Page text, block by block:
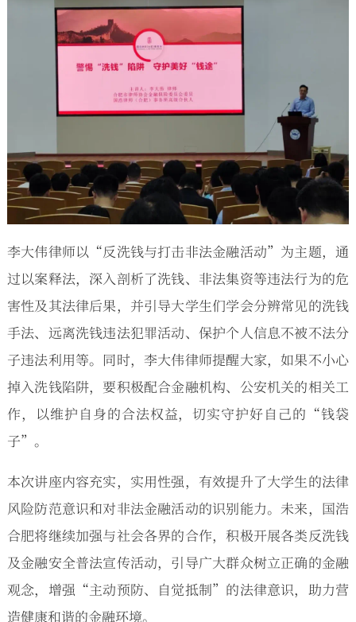
李大伟律师以“反洗钱与打击非法金融活动”为主题，通
过以案释法，深入剖析了洗钱、非法集资等违法行为的危
害性及其法律后果，并引导大学生们学会分辨常见的洗钱
手法、远离洗钱违法犯罪活动、保护个人信息不被不法分
子违法利用等。同时，李大伟律师提醒大家，如果不小心
掉入洗钱陷阱，要积极配合金融机构、公安机关的相关工
作，以维护自身的合法权益，切实守护好自己的“钱袋
子”。
本次讲座内容充实，实用性强，有效提升了大学生的法律
风险防范意识和对非法金融活动的识别能力。未来，国浩
合肥将继续加强与社会各界的合作，积极开展各类反洗钱
及金融安全普法宣传活动，引导广大群众树立正确的金融
观念，增强“主动预防、自觉抵制”的法律意识，助力营
造健康和谐的金融环境。